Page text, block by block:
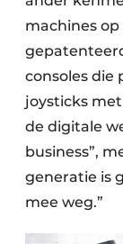
machines
consoles die
joysticks
de digitale
business”,
generatie is
mee weg.”